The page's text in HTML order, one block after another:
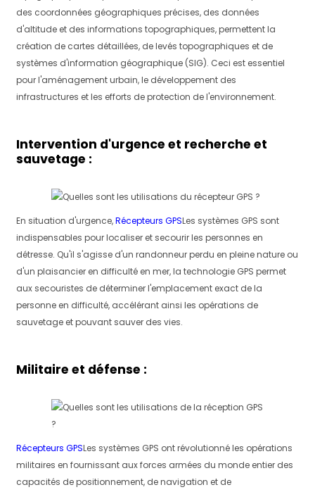
des coordonnées géographiques précises, des données
d'altitude et des informations topographiques, permettent la
création de cartes détaillées, de levés topographiques et de
systèmes d'information géographique (SIG). Ceci est essentiel
pour l'aménagement urbain, le développement des
infrastructures et les efforts de protection de l'environnement.
Intervention d'urgence et recherche et
sauvetage :
En situation d'urgence,Récepteurs GPSLes systèmes GPS sont
indispensables pour localiser et secourir les personnes en
détresse. Qu'il s'agisse d'un randonneur perdu en pleine nature ou
d'un plaisancier en difficulté en mer, la technologie GPS permet
aux secouristes de déterminer l'emplacement exact de la
personne en difficulté, accélérant ainsi les opérations de
sauvetage et pouvant sauver des vies.
Militaire et défense :
Récepteurs GPSLes systèmes GPS ont révolutionné les opérations
militaires en fournissant aux forces armées du monde entier des
capacités de positionnement, de navigation et de